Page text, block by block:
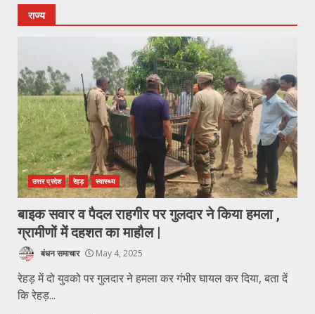
राज्य
उत्तर प्रदेश रेहड़ स्वास्थ्य
बाइक सवार व पैदल राहगीर पर गुलदार ने किया हमला ,
ग्रामीणों में दहशत का माहौल |
बंधन समाचार May 4, 2025
रेहड़ में दो युवको पर गुलदार ने हमला कर गंभीर घायल कर दिया, बता दें
कि रेहड़...